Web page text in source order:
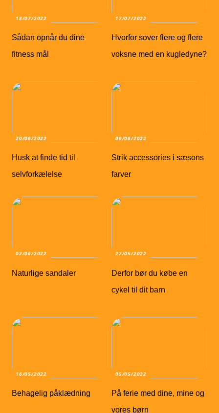
18/07/2022
Sådan opnår du dine
fitness mål
17/07/2022
Hvorfor sover flere og flere
voksne med en kugledyne?
20/06/2022
Husk at finde tid til
selvforkælelse
09/06/2022
Strik accessories i sæsons
farver
02/06/2022
Naturlige sandaler
27/05/2022
Derfor bør du købe en
cykel til dit barn
16/05/2022
Behagelig påklædning
05/05/2022
På ferie med dine, mine og
vores børn